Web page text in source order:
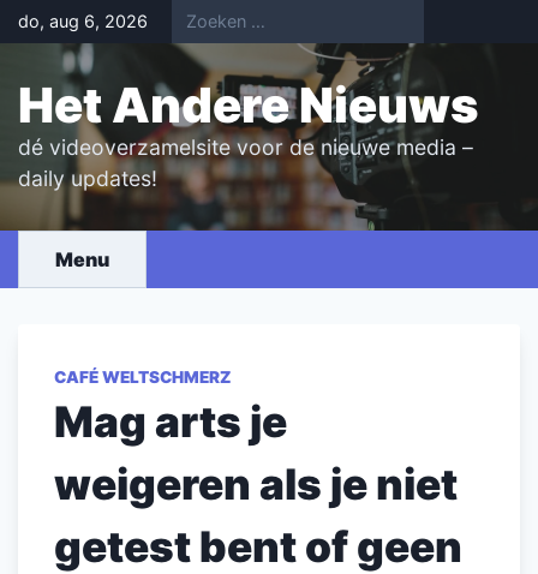
Skip
to
content
do, aug 6, 2026
Het Andere Nieuws
dé videoverzamelsite voor de nieuwe media –
daily updates!
Menu
CAFÉ WELTSCHMERZ
Mag arts je
weigeren als je niet
getest bent of geen